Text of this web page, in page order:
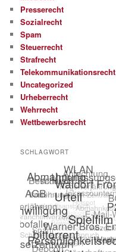
Presserecht
Sozialrecht
Spam
Steuerrecht
Strafrecht
Telekommunikationsrecht
Uncategorized
Urheberrecht
Wehrrecht
Wettbewerbsrecht
SCHLAGWORT